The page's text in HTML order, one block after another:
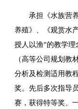
承担《水族营
养殖》、《观赏水
授人以渔”的教学理
（高等公司规划教
分析及检测适用教
奖。先后多次指导
赛，获得特等奖、